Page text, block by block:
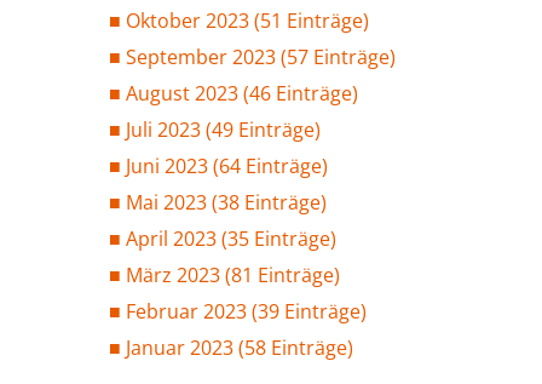
Oktober 2023 (51 Einträge)
September 2023 (57 Einträge)
August 2023 (46 Einträge)
Juli 2023 (49 Einträge)
Juni 2023 (64 Einträge)
Mai 2023 (38 Einträge)
April 2023 (35 Einträge)
März 2023 (81 Einträge)
Februar 2023 (39 Einträge)
Januar 2023 (58 Einträge)